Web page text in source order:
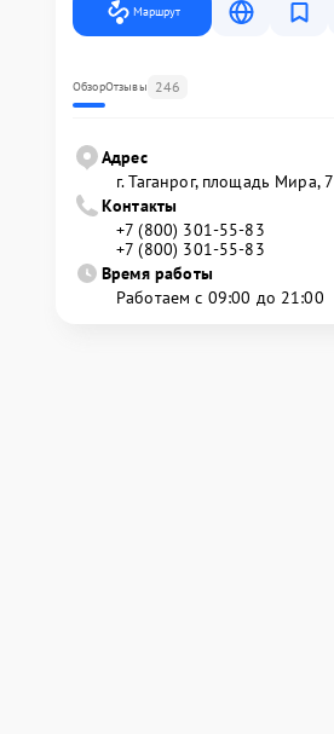
Маршрут
ОбзорОтзывы 246
Адрес
г. Таганрог, площадь Мира, 7
Контакты
+7 (800) 301-55-83
+7 (800) 301-55-83
Время работы
Работаем с 09:00 до 21:00